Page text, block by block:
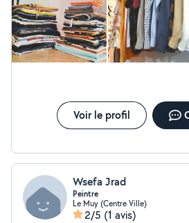
Voir le profil
Wsefa Jrad
Peintre
Le Muy (Centre Ville)
2/5 (1 avis)